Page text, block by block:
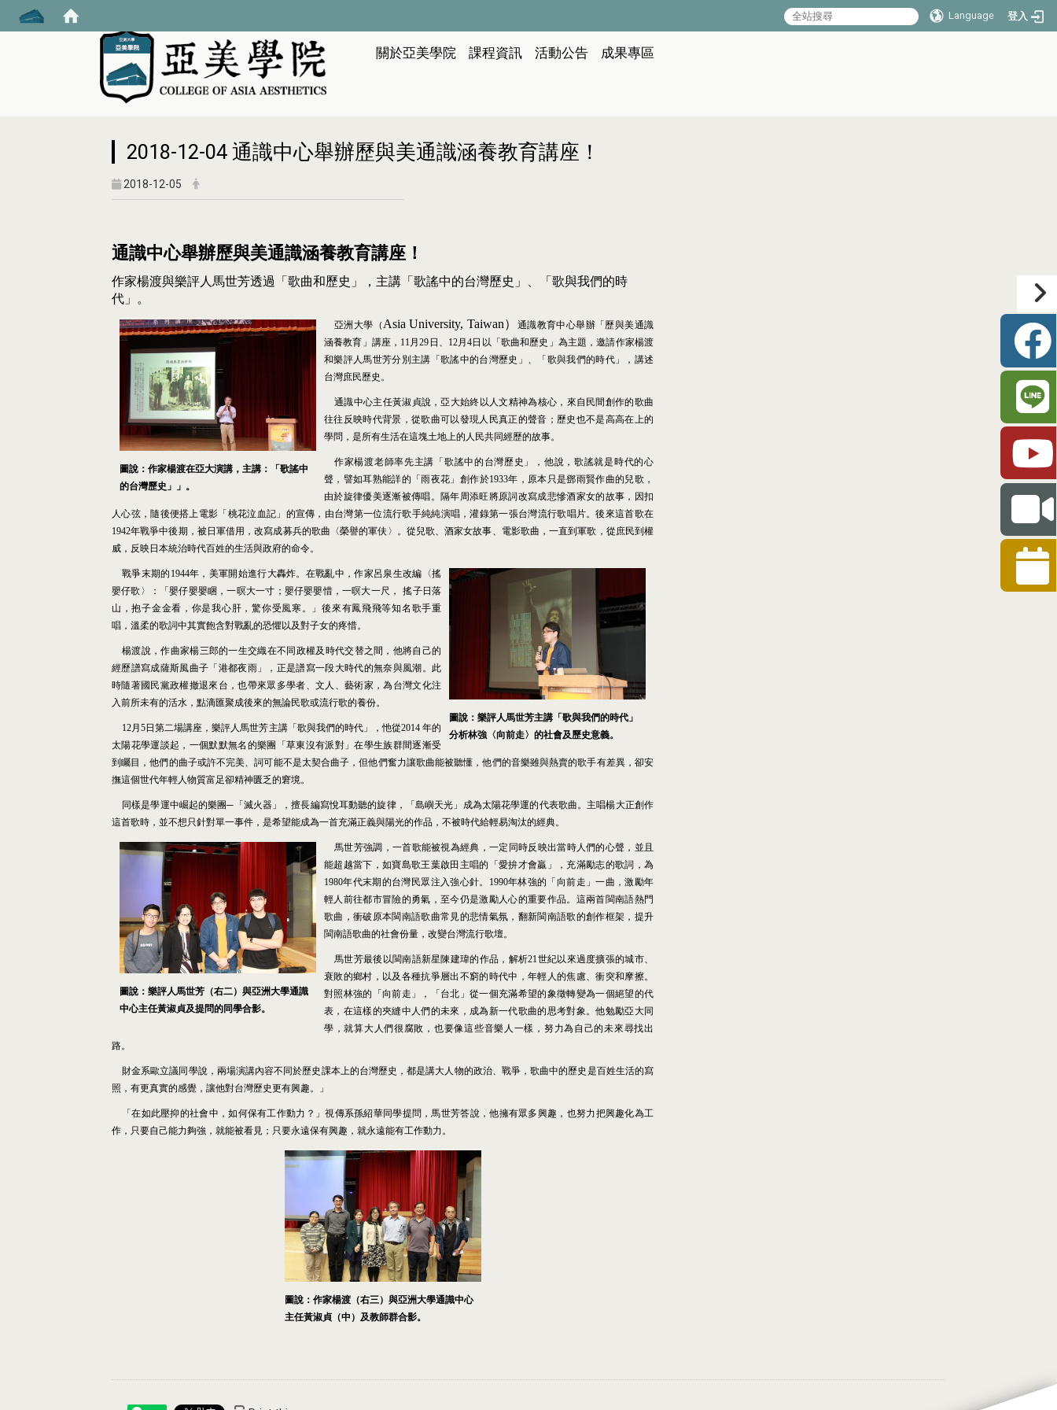
Language 登入
關於亞美學院 課程資訊 活動公告 成果專區
2018-12-04 通識中心舉辦歷與美通識涵養教育講座！
2018-12-05
通識中心舉辦歷與美通識涵養教育講座！
作家楊渡與樂評人馬世芳透過「歌曲和歷史」，主講「歌謠中的台灣歷史」、「歌與我們的時
代」。
圖說：作家楊渡在亞大演講，主講：「歌謠中
的台灣歷史」」。
亞洲大學 （Asia University, Taiwan）
通識教育中心舉辦「歷與美通識
涵養教育」講座， 11 月29 日、 12月4日以「歌曲和歷史」為主題，邀請作家楊渡
和樂評人馬世芳分別主講「歌謠中的台灣歷史」、「歌與我們的時代」，講述
台灣庶民歷史。
通識中心主任黃淑貞說，亞大始終以人文精神為核心，來自民間創作的歌曲
往往反映時代背景，從歌曲可以發現人民真正的聲音；歷史也不是高高在上的
學問，是所有生活在這塊土地上的人民共同經歷的故事。
作家楊渡老師率先主講「歌謠中的台灣歷史」，他說，歌謠就是時代的心
聲，譬如耳熟能詳的「雨夜花」創作於1933年，原本只是鄧雨賢作曲的兒歌，
由於旋律優美逐漸被傳唱。隔年周添旺將原詞改寫成悲慘酒家女的故事，因扣
人心弦，隨後便搭上電影「桃花泣血記」的宣傳，由台灣第一位流行歌手純純演唱，灌錄第一張台灣流行歌唱片。後來這首歌在
1942年戰爭中後期，被日軍借用，改寫成募兵的歌曲〈榮譽的軍伕〉。從兒歌、酒家女故事、電影歌曲，一直到軍歌，從庶民到權
威，反映日本統治時代百姓的生活與政府的命令。
圖說：樂評人馬世芳主講「歌與我們的時代」
分析林強〈向前走〉的社會及歷史意義。
戰爭末期的 1944年，美軍開始進行大轟炸。在戰亂中，作家呂泉生改編〈搖
嬰仔歌〉：「嬰仔嬰嬰睏，一暝大一寸；嬰仔嬰嬰惜，一暝大一尺，
搖子日落
山，抱子金金看，你是我心肝，驚你受風寒。」後來有鳳飛飛等知名歌手重
唱，溫柔的歌詞中其實飽含對戰亂的恐懼以及對子女的疼惜。
楊渡說，作曲家楊三郎的一生交織在不同政權及時代交替之間，他將自己的
經歷譜寫成薩斯風曲子「港都夜雨」，正是譜寫一段大時代的無奈與風潮。此
時隨著國民黨政權撤退來台，也帶來眾多學者、文人、藝術家，為台灣文化注
入前所未有的活水，點滴匯聚成後來的無論民歌或流行歌的養份。
12月5日第二場講座，樂評人馬世芳主講「歌與我們的時代」，忚從2014 年的
太陽花學運談起，一個默默無名的樂團「草東沒有派對」在學生族群間逐漸受
到矚目，他們的曲子或許不完美、詞可能不是太契合曲子，但他們奮力讓歌曲能被聽懂，他們的音樂雖與熱賣的歌手有差異，卻安
撫這個世代年輕人物質富足卻精神匱乏的窘境。
同樣是學運中崛起的樂團─ 「滅火器」，擅長編寫悅耳動聽的旋律，「島嶼天光」成為太陽花學運的代表歌曲。主唱楊大正創作
這首歌時，並不想只針對單一事件，是希望能成為一首充滿正義與陽光的作品，不被時代給輕易淘汰的經典。
圖說：樂評人馬世芳（右二）與亞洲大學通識
中心主任黃淑貞及提問的同學合影。
馬世芳強調，一首歌能被視為經典，一定同時反映出當時人們的心聲，並且
能超越當下，如寶島歌王葉啟田主唱的「愛拚才會贏」，充滿勵志的歌詞，為
1980年代末期的台灣民眾注入強心針。 1990年林強的「向前走」一曲，激勵年
輕人前往都市冒險的勇氣，至今仍是激勵人心的重要作品。這兩首閩南語熱門
歌曲，衝破原本閩南語歌曲常見的悲情氣氛，翻新閩南語歌的創作框架，提升
閩南語歌曲的社會份量，改變台灣流行歌壇。
馬世芳最後以閩南語新星陳建瑋的作品，解析21世紀以來過度擴張的城市、
衰敗的鄉村，以及各種抗爭層出不窮的時代中，年輕人的焦慮、衝突和摩擦。
對照林強的「向前走」，「台北」從一個充滿希望的象徵轉變為一個絕望的代
表，在這樣的夾縫中人們的未來，成為新一代歌曲的思考對象。他勉勵亞大同
學，就算大人們很腐敗，也要像這些音樂人一樣，努力為自己的未來尋找出
路。
財金系歐立議同學說，兩場演講內容不同於歷史課本上的台灣歷史，都是講大人物的政治、戰爭，歌曲中的歷史是百姓生活的寫
照，有更真實的感覺，讓他對台灣歷史更有興趣。」
「在如此壓抑的社會中，如何保有工作動力？」視傳系孫紹華同學提問，馬世芳答說，他擁有眾多興趣，也努力把興趣化為工
作，只要自己能力夠強，就能被看見；只要永遠保有興趣，就永遠能有工作動力。
圖說：作家楊渡（右三）與亞洲大學通識中心
主任黃淑貞（中）及教師群合影。